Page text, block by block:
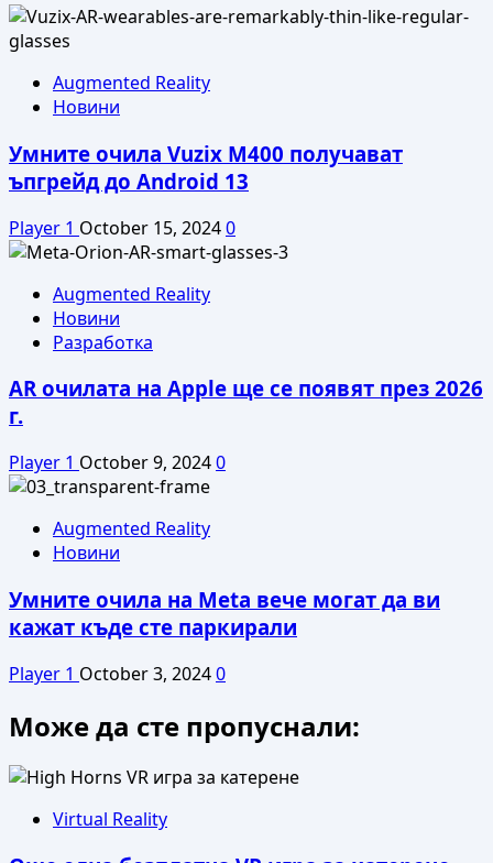
Augmented Reality
Новини
Умните очила Vuzix M400 получават
ъпгрейд до Android 13
Player 1 October 15, 20240
Augmented Reality
Новини
Разработка
AR очилата на Apple ще се появят през 2026
г.
Player 1 October 9, 20240
Augmented Reality
Новини
Умните очила на Meta вече могат да ви
кажат къде сте паркирали
Player 1 October 3, 20240
Може да сте пропуснали:
Virtual Reality